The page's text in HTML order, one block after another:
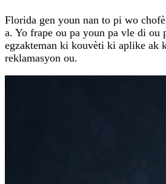
Florida gen youn nan to pi wo
a. Yo frape ou pa youn pa vle di ou
egzakteman ki kouvèti ki aplike ak
reklamasyon ou.